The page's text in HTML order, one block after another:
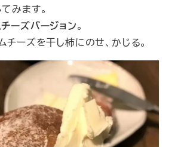
みます。
ーズバージョン。
チーズを干し柿にのせ、かじる。